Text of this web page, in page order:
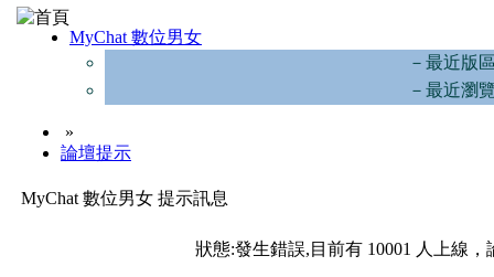
MyChat 數位男女
－最近版
－最近瀏
»
論壇提示
MyChat 數位男女 提示訊息
狀態:發生錯誤,目前有 10001 人上線